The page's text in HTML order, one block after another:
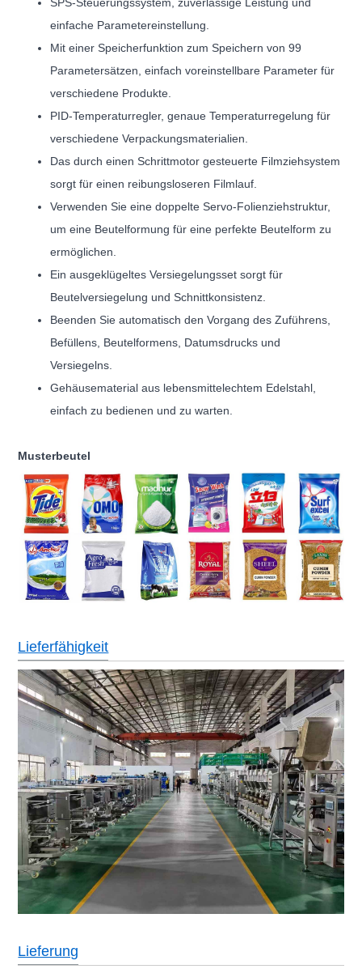
einfache Parametereinstellung.
Mit einer Speicherfunktion zum Speichern von 99
Parametersätzen, einfach voreinstellbare Parameter für
verschiedene Produkte.
PID-Temperaturregler, genaue Temperaturregelung für
verschiedene Verpackungsmaterialien.
Das durch einen Schrittmotor gesteuerte Filmziehsystem
sorgt für einen reibungsloseren Filmlauf.
Verwenden Sie eine doppelte Servo-Folienziehstruktur,
um eine Beutelformung für eine perfekte Beutelform zu
ermöglichen.
Ein ausgeklügeltes Versiegelungsset sorgt für
Beutelversiegelung und Schnittkonsistenz.
Beenden Sie automatisch den Vorgang des Zuführens,
Befüllens, Beutelformens, Datumsdrucks und
Versiegelns.
Gehäusematerial aus lebensmittelechtem Edelstahl,
einfach zu bedienen und zu warten.
Musterbeutel
Lieferfähigkeit
Lieferung